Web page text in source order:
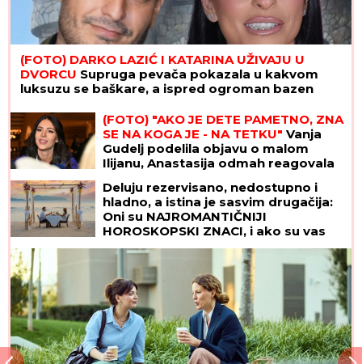
(FOTO) DARKO LAZIĆ I KATARINA UŽIVAJU U
DVORCU Supruga pevača pokazala u kakvom
luksuzu se baškare, a ispred ogroman bazen
(FOTO) "AKO JE DETE PAMETNO, ZNA
SE NA KOGA JE - NA TETKU" Vanja
Gudelj podelila objavu o malom
Ilijanu, Anastasija odmah reagovala
Deluju rezervisano, nedostupno i
hladno, a istina je sasvim drugačija:
Oni su NAJROMANTIČNIJI
HOROSKOPSKI ZNACI, i ako su vas
izabrali - pravi ste SREĆNIK!